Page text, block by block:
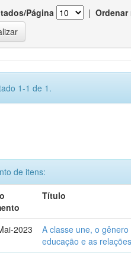
Página |
1-1 de 1.
de itens:
Título
2023
A classe une, o
educação e as